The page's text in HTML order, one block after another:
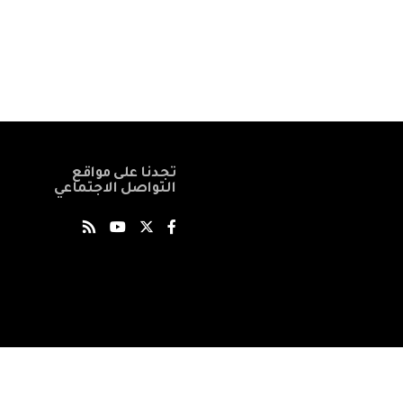
تجدنا على مواقع
التواصل الاجتماعي